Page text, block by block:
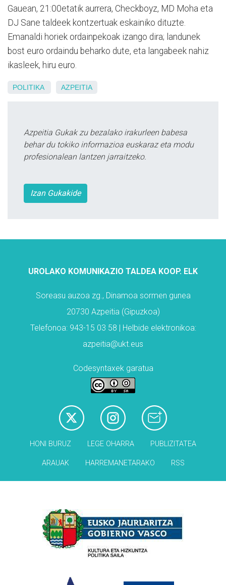
Gauean, 21:00etatik aurrera, Checkboyz, MD Moha eta
DJ Sane taldeek kontzertuak eskainiko dituzte.
Emanaldi horiek ordainpekoak izango dira; landunek
bost euro ordaindu beharko dute, eta langabeek nahiz
ikasleek, hiru euro.
POLITIKA AZPEITIA
Azpeitia Gukak zu bezalako irakurleen babesa
behar du tokiko informazioa euskaraz eta modu
profesionalean lantzen jarraitzeko.
Izan Gukakide
UROLAKO KOMUNIKAZIO TALDEA KOOP. ELK
Soreasu auzoa zg., Dinamoa sormen gunea
20730 Azpeitia (Gipuzkoa)
Telefonoa: 943-15 03 58 | Helbide elektronikoa:
azpeitia@ukt.eus
Codesyntaxek garatua
HONI BURUZ LEGE OHARRA PUBLIZITATEA
ARAUAK HARREMANETARAKO RSS